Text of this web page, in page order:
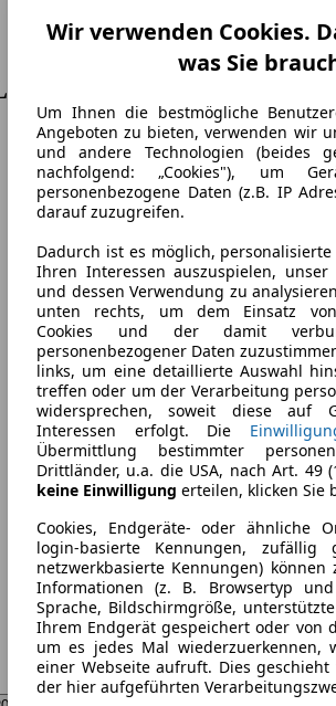
AMG
Wir verwenden Cookies.
was Sie
Um Ihnen die bestmögliche
Angeboten zu bieten, verwenden wir
und andere Technologien (beides
nachfolgend: „Cookies"), um
personenbezogene Daten (z.B. IP
darauf zuzugreifen.
Dadurch ist es möglich,
Ihren Interessen auszuspielen,
und dessen Verwendung zu
unten rechts, um dem Einsatz
Cookies und der damit
personenbezogener Daten
links, um eine detaillierte Auswahl
treffen oder um der Verarbeitung
widersprechen, soweit diese auf
Interessen erfolgt. Die
Übermittlung bestimmter
Drittländer, u.a. die USA, nach Art. 49
keine Einwilligung erteilen, klicken Sie
Cookies, Endgeräte- oder ähnliche
login-basierte Kennungen, zufällig
netzwerkbasierte Kennungen)
Informationen (z. B. Browsertyp und
Sprache, Bildschirmgröße,
Ihrem Endgerät gespeichert oder von
um es jedes Mal wiederzuerkennen,
einer Webseite aufruft. Dies
der hier aufgeführten